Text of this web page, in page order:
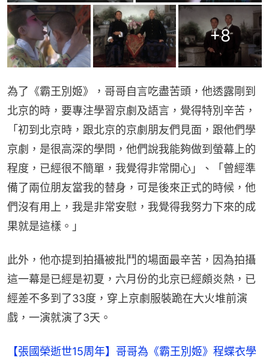
+8
為了《霸王別姬》，哥哥自言吃盡苦頭，他透露剛到
北京的時，要專注學習京劇及語言，覺得特別辛苦，
「初到北京時，跟北京的京劇朋友們見面，跟他們學
京劇，是很高深的學問，他們說我能夠做到螢幕上的
程度，已經很不簡單，我覺得非常開心」、「曾經準
備了兩位朋友當我的替身，可是後來正式的時候，他
們沒有用上，我是非常安慰，我覺得我努力下來的成
果就是這樣。」
此外，他亦提到拍攝被批鬥的場面最辛苦，因為拍攝
這一幕是已經是初夏，六月份的北京已經頗炎熱，已
經差不多到了33度，穿上京劇服裝跪在大火堆前演
戲，一演就演了3天。
【張國榮逝世15周年】哥哥為《霸王別姬》程蝶衣學